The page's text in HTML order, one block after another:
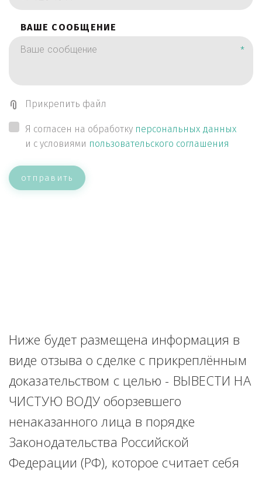
ВАШЕ СООБЩЕНИЕ
*
Прикрепить файл
Я согласен на обработку персональных данных
и с условиями пользовательского соглашения
отправить
Ниже будет размещена информация в
виде отзыва о сделке с прикреплённым
доказательством с целью - ВЫВЕСТИ НА
ЧИСТУЮ ВОДУ оборзевшего
ненаказанного лица в порядке
Законодательства Российской
Федерации (РФ), которое считает себя